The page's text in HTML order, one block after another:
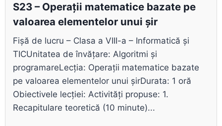
S23 – Operații matematice bazate pe
valoarea elementelor unui șir
Fișă de lucru – Clasa a VIII-a – Informatică și
TICUnitatea de învățare: Algoritmi și
programareLecția: Operații matematice bazate
pe valoarea elementelor unui șirDurata: 1 oră
Obiectivele lecției: Activități propuse: 1.
Recapitulare teoretică (10 minute)...